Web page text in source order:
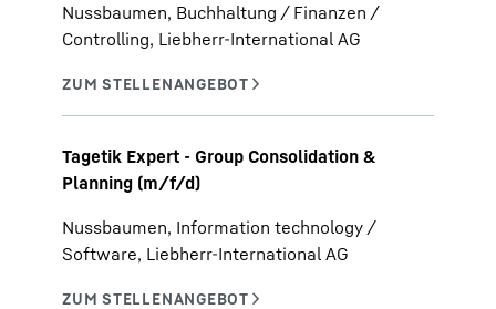
Nussbaumen, Buchhaltung / Finanzen /
Controlling, Liebherr-International AG
Tagetik Expert - Group Consolidation &
Planning (m/f/d)
Nussbaumen, Information technology /
Software, Liebherr-International AG